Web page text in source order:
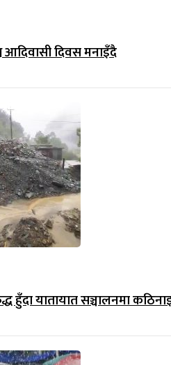
दिवस मनाइँदै
हुँदा यातायात सञ्चालनमा